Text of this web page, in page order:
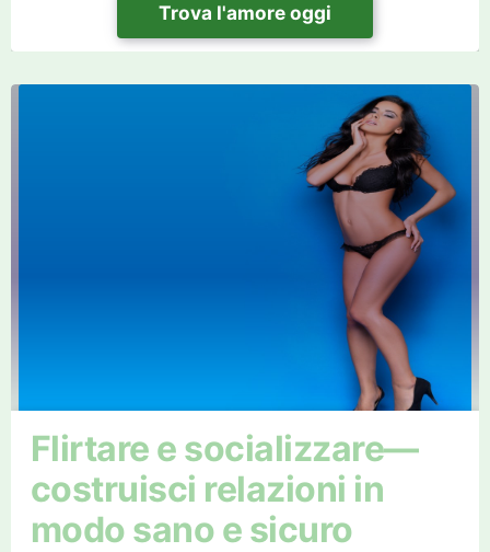
Trova l'amore oggi
Flirtare e socializzare—
costruisci relazioni in
modo sano e sicuro